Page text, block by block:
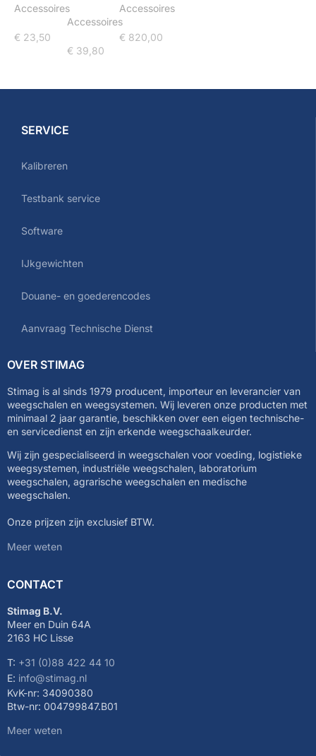
Accessoires
€ 23,50
Accessoires
€ 39,80
Accessoires
€ 820,00
SERVICE
Kalibreren
Testbank service
Software
IJkgewichten
Douane- en goederencodes
Aanvraag Technische Dienst
OVER STIMAG
Stimag is al sinds 1979 producent, importeur en leverancier van
weegschalen en weegsystemen. Wij leveren onze producten met
minimaal 2 jaar garantie, beschikken over een eigen technische-
en servicedienst en zijn erkende weegschaalkeurder.
Wij zijn gespecialiseerd in weegschalen voor voeding, logistieke
weegsystemen, industriële weegschalen, laboratorium
weegschalen, agrarische weegschalen en medische
weegschalen.
Onze prijzen zijn exclusief BTW.
Meer weten
CONTACT
Stimag B.V.
Meer en Duin 64A
2163 HC Lisse
T: +31 (0)88 422 44 10
E: info@stimag.nl
KvK-nr: 34090380
Btw-nr: 004799847.B01
Meer weten